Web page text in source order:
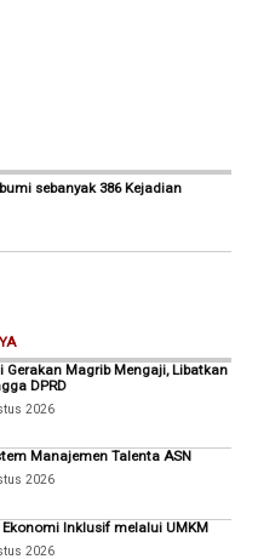
sebanyak 386 Kejadian
Magrib Mengaji, Libatkan
DPRD
2026
Manajemen Talenta ASN
2026
Inklusif melalui UMKM
2026